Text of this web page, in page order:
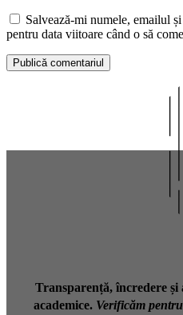
Salvează-mi numele, emailul
pentru data viitoare când o să
Transparență, încredere
academice. Verificăm